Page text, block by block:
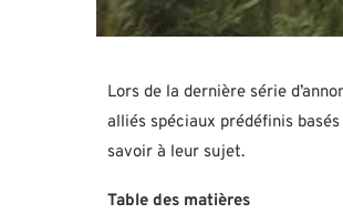
Lors de la dernière série
alliés spéciaux prédéfinis
savoir à leur sujet.
Table des matières